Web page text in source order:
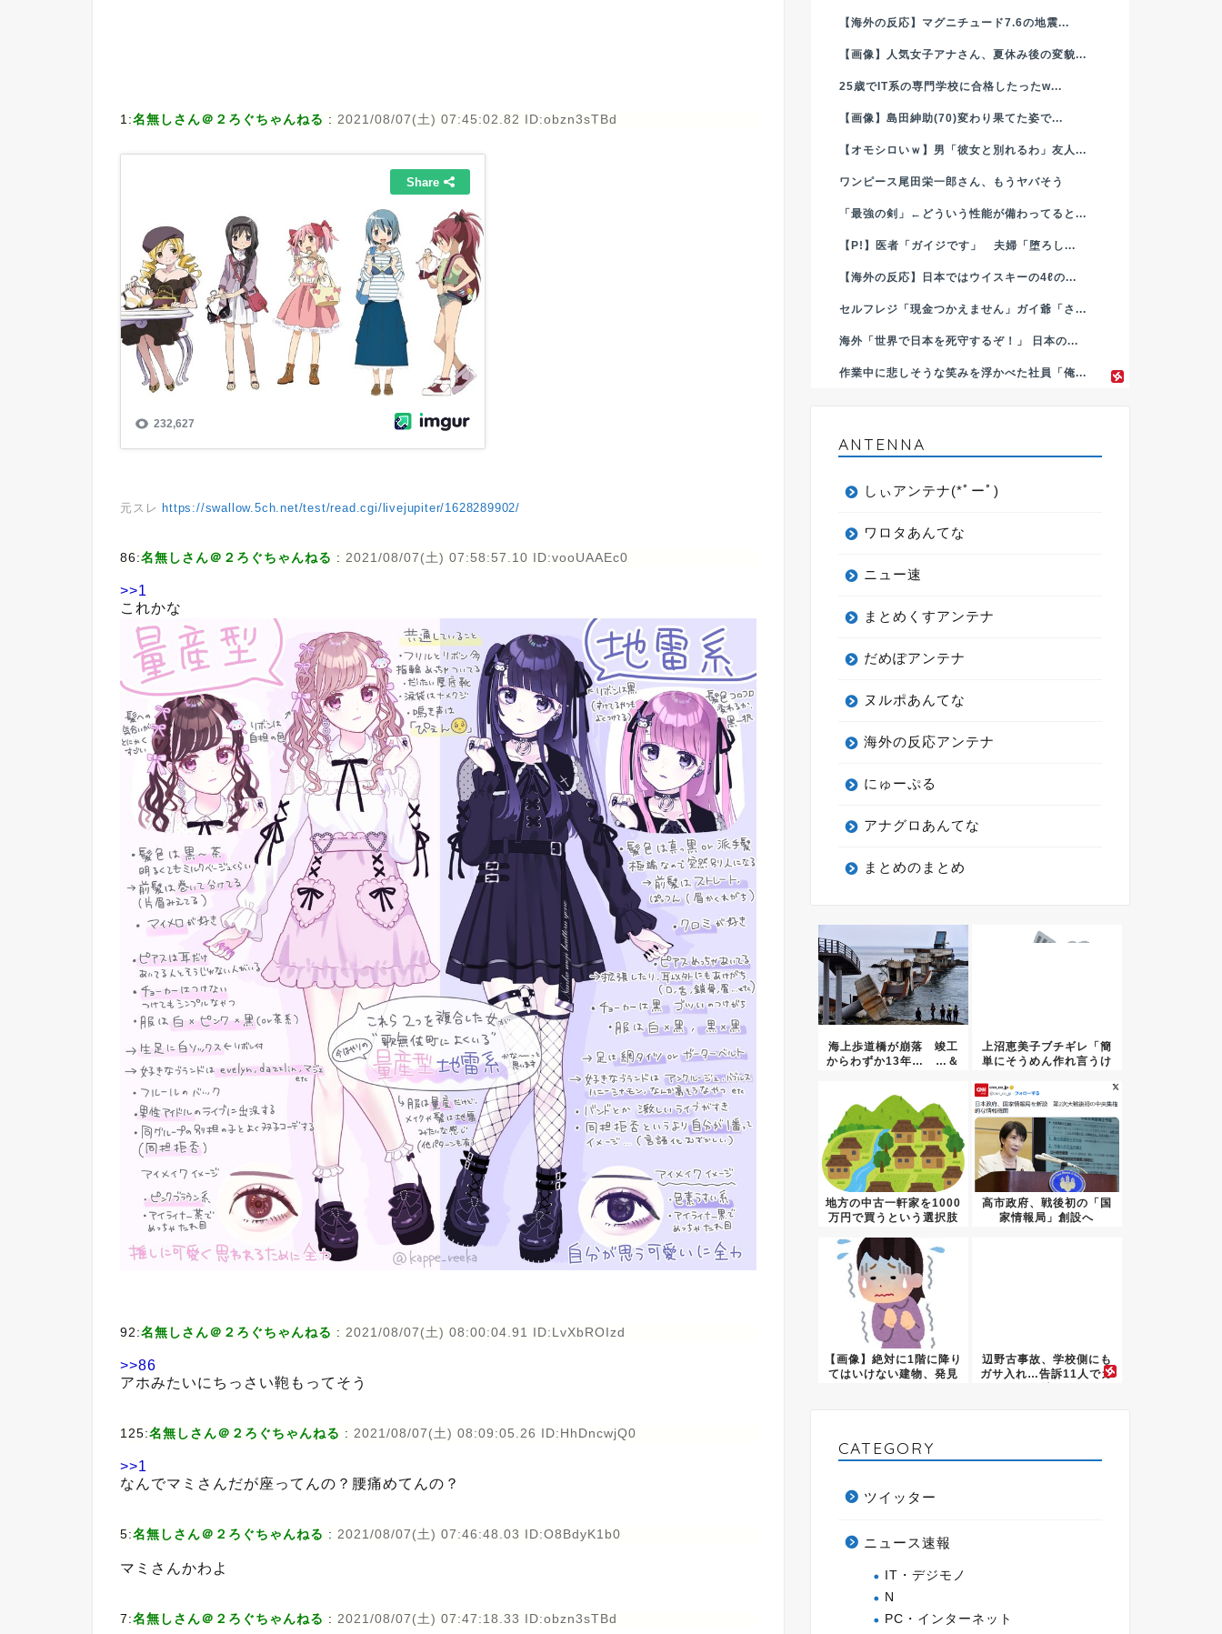
1:名無しさん＠２ろぐちゃんねる : 2021/08/07(土) 07:45:02.82 ID:obzn3sTBd
元スレ https://swallow.5ch.net/test/read.cgi/livejupiter/1628289902/
86:名無しさん＠２ろぐちゃんねる : 2021/08/07(土) 07:58:57.10 ID:vooUAAEc0
>>1
これかな
92:名無しさん＠２ろぐちゃんねる : 2021/08/07(土) 08:00:04.91 ID:LvXbROIzd
>>86
アホみたいにちっさい鞄もってそう
125:名無しさん＠２ろぐちゃんねる : 2021/08/07(土) 08:09:05.26 ID:HhDncwjQ0
>>1
なんでマミさんだが座ってんの？腰痛めてんの？
5:名無しさん＠２ろぐちゃんねる : 2021/08/07(土) 07:46:48.03 ID:O8BdyK1b0
マミさんかわよ
7:名無しさん＠２ろぐちゃんねる : 2021/08/07(土) 07:47:18.33 ID:obzn3sTBd
【海外の反応】マグニチュード7.6の地震...
【画像】人気女子アナさん、夏休み後の変貌...
25歳でIT系の専門学校に合格したったw...
【画像】島田紳助(70)変わり果てた姿で...
【オモシロいｗ】男「彼女と別れるわ」友人...
ワンピース尾田栄一郎さん、もうヤバそう
「最強の剣」←どういう性能が備わってると...
【P!】医者「ガイジです」 夫婦「堕ろし...
【海外の反応】日本ではウイスキーの4ℓの...
セルフレジ「現金つかえません」ガイ爺「さ...
海外「世界で日本を死守するぞ！」 日本の...
作業中に悲しそうな笑みを浮かべた社員「俺...
ANTENNA
しぃアンテナ(*ﾟーﾟ)
ワロタあんてな
ニュー速
まとめくすアンテナ
だめぽアンテナ
ヌルポあんてな
海外の反応アンテナ
にゅーぷる
アナグロあんてな
まとめのまとめ
海上歩道橋が崩落 竣工
からわずか13年… …＆
上沼恵美子ブチギレ「簡
単にそうめん作れ言うけ
地方の中古一軒家を1000
万円で買うという選択肢
高市政府、戦後初の「国
家情報局」創設へ
【画像】絶対に1階に降り
てはいけない建物、発見
辺野古事故、学校側にも
ガサ入れ…告訴11人でガ
CATEGORY
ツイッター
ニュース速報
IT・デジモノ
N
PC・インターネット